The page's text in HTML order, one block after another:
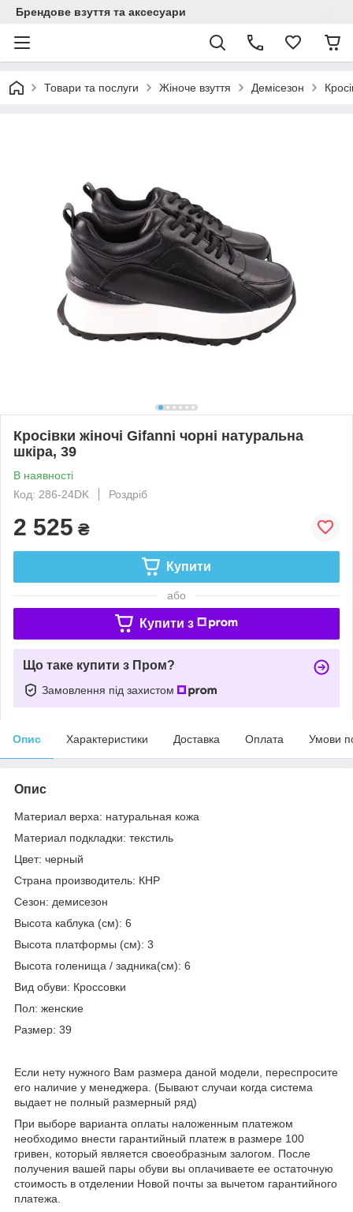
Брендове взуття та аксесуари
Товари та послуги Жіноче взуття Демісезон
Кросівки жіночі Gifanni чорні натуральна
шкіра, 39
В наявності
Код: 286-24DK
Роздріб
2 525 ₴
Купити
або
Купити з
Що таке купити з Пром?
Замовлення під захистом
Опис Характеристики Доставка Оплата Умови
Опис
Материал верха: натуральная кожа
Материал подкладки: текстиль
Цвет: черный
Страна производитель: КНР
Сезон: демисезон
Высота каблука (см): 6
Высота платформы (см): 3
Высота голенища / задника(см): 6
Вид обуви: Кроссовки
Пол: женские
Размер: 39
Если нету нужного Вам размера даной модели, переспросите
его наличие у менеджера. (Бывают случаи когда система
выдает не полный размерный ряд)
При выборе варианта оплаты наложенным платежом
необходимо внести гарантийный платеж в размере 100
гривен, который является своеобразным залогом. После
получения вашей пары обуви вы оплачиваете ее остаточную
стоимость в отделении Новой почты за вычетом гарантийного
платежа.